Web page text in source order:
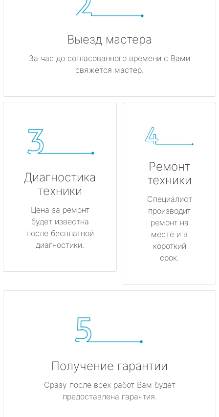
Выезд мастера
За час до согласованного времени с Вами
свяжется мастер.
Диагностика
техники
Цена за ремонт
будет известна
после бесплатной
диагностики.
Ремонт
техники
Специалист
производит
ремонт на
месте и в
короткий
срок.
Получение гарантии
Сразу после всех работ Вам будет
предоставлена гарантия.